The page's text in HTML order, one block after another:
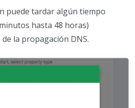
puede tardar algún tiempo
hasta 48 horas)
la propagación DNS.